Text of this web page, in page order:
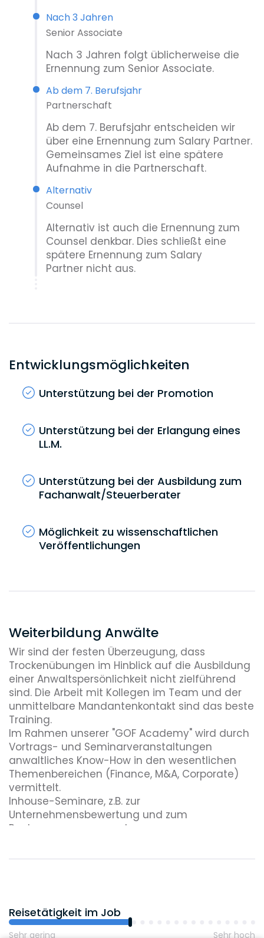
Nach 3 Jahren
Senior Associate
Nach 3 Jahren folgt üblicherweise die
Ernennung zum Senior Associate.
Ab dem 7. Berufsjahr
Partnerschaft
Ab dem 7. Berufsjahr entscheiden wir
über eine Ernennung zum Salary Partner.
Gemeinsames Ziel ist eine spätere
Aufnahme in die Partnerschaft.
Alternativ
Counsel
Alternativ ist auch die Ernennung zum
Counsel denkbar. Dies schließt eine
spätere Ernennung zum Salary
Partner nicht aus.
Entwicklungsmöglichkeiten
Unterstützung bei der Promotion
Unterstützung bei der Erlangung eines
LL.M.
Unterstützung bei der Ausbildung zum
Fachanwalt/Steuerberater
Möglichkeit zu wissenschaftlichen
Veröffentlichungen
Weiterbildung Anwälte
Wir sind der festen Überzeugung, dass
Trockenübungen im Hinblick auf die Ausbildung
einer Anwaltspersönlichkeit nicht zielführend
sind. Die Arbeit mit Kollegen im Team und der
unmittelbare Mandantenkontakt sind das beste
Training.
Im Rahmen unserer "GOF Academy" wird durch
Vortrags- und Seminarveranstaltungen
anwaltliches Know-How in den wesentlichen
Themenbereichen (Finance, M&A, Corporate)
vermittelt.
Inhouse-Seminare, z.B. zur
Unternehmensbewertung und zum
Rechnungswesen, runden unser
Reisetätigkeit im Job
Sehr gering Sehr hoch